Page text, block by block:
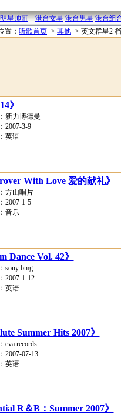
明星帅哥 港台女星 港台男星 港台组
置： 听歌首页 -> 其他 -> 英文群星2
》
新力博德曼
2007-3-9
英语
With Love 爱的献礼》
方山唱片
2007-1-5
音乐
Dance Vol. 42》
sony bmg
2007-1-12
英语
Summer Hits 2007》
eva records
2007-07-13
英语
R＆B：Summer 2007》